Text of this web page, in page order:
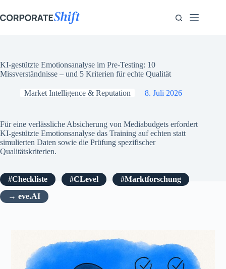
Inhalt
springen
KI-gestützte Emotionsanalyse im Pre-Testing: 10
Missverständnisse – und 5 Kriterien für echte Qualität
Market Intelligence & Reputation 8. Juli 2026
Für eine verlässliche Absicherung von Mediabudgets erfordert
KI-gestützte Emotionsanalyse das Training auf echten statt
simulierten Daten sowie die Prüfung spezifischer
Qualitätskriterien.
Checkliste CLevel
Marktforschung
eve.AI